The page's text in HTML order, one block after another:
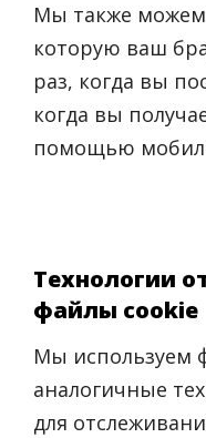
Мы также
которую ваш
раз, когда вы
когда вы
помощью
Технологии
файлы cookie
Мы используем
аналогичные
для